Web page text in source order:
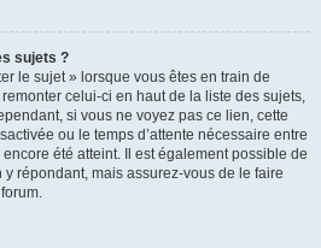
sujets ?
le sujet » lorsque vous êtes en train de
celui-ci en haut de la liste des sujets,
si vous ne voyez pas ce lien, cette
ou le temps d’attente nécessaire entre
encore été atteint. Il est également possible de
répondant, mais assurez-vous de le faire